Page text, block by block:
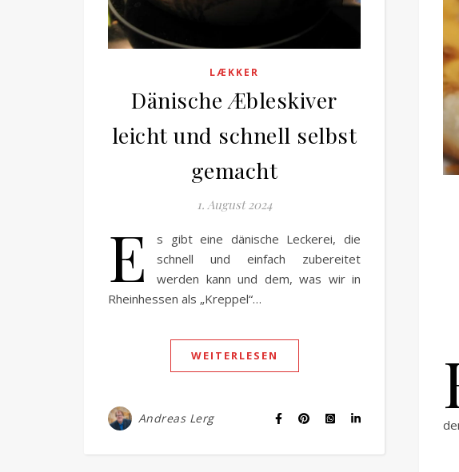
LÆKKER
Dänische Æbleskiver
leicht und schnell selbst
gemacht
1. August 2024
E
s gibt eine dänische Leckerei, die
schnell und einfach zubereitet
werden kann und dem, was wir in
Rheinhessen als „Kreppel“…
WEITERLESEN
Andreas Lerg